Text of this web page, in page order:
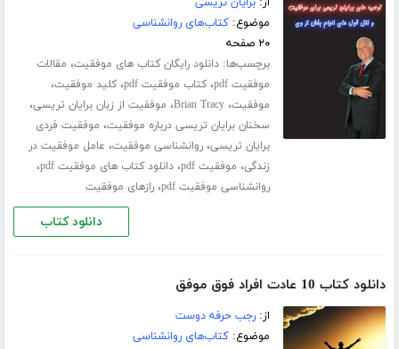
موضوع:کتاب‌های روانشناسی
۲۰ صفحه
برچسب‌ها:دانلود رایگان کتاب های موفقیت، مقالات
موفقیت pdf
،کتاب موفقیت pdf ،کلید موفقیت،
موفقیت،Brian Tracy، موفقیت از زبان برایان تریسی،
سخنان برایان تریسی درباره موفقیت، موفقیت فردی
برایان تریسی،روانشناسی موفقیت، عامل موفقیت در
زندگی، موفقیت pdf ،دانلود کتاب های موفقیت pdf ،
روانشناسی موفقیت pdf ،رازهای موفقیت
دانلود کتاب
دانلود کتاب 10 عادت افراد فوق موفق
از:رجب حرفه دوست
موضوع:کتاب‌های روانشناسی